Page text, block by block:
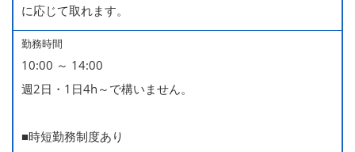
に応じて取れます。
勤務時間
10:00 ～ 14:00
週2日・1日4h～で構いません。
■時短勤務制度あり